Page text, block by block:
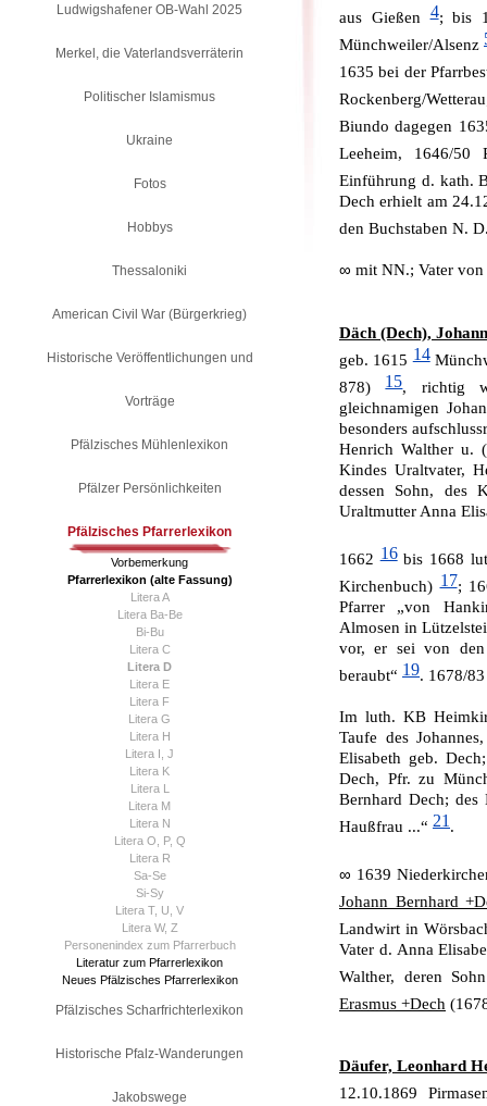
aus Gießen4; bis
Münchweiler/Alsenz
1635 bei der
Rockenberg/
Biundo dagegen
Leeheim, 1646/50
Einführung d. kath.
Dech erhielt am
den Buchstaben N.
∞ mit NN.; Vater
Däch (Dech),
geb. 161514
878)15, richtig
gleichnamigen
besonders
Henrich Walther u.
Kindes Uraltvater,
dessen Sohn, des
Uraltmutter Anna
166216bis 1668
Kirchenbuch)17;
Pfarrer „von
Almosen in
vor, er sei von den
beraubt“ 19. 1678/
Im luth. KB
Taufe des
Elisabeth geb.
Dech, Pfr. zu
Bernhard Dech; des
Haußfrau ...“ 21 .
∞ 1639
Johann Bernhard
Landwirt in
Vater d. Anna
Walther, deren
Erasmus +Dech
Däufer, Leonhard
12.10.1869
Ludwigshafener OB-Wahl 2025
Merkel, die Vaterlandsverräterin
Politischer Islamismus
Ukraine
Fotos
Hobbys
Thessaloniki
American Civil War (Bürgerkrieg)
Historische Veröffentlichungen und
Vorträge
Pfälzisches Mühlenlexikon
Pfälzer Persönlichkeiten
Pfälzisches Pfarrerlexikon
Vorbemerkung
Pfarrerlexikon (alte Fassung)
Litera A
Litera Ba-Be
Bi-Bu
Litera C
Litera D
Litera E
Litera F
Litera G
Litera H
Litera I, J
Litera K
Litera L
Litera M
Litera N
Litera O, P, Q
Litera R
Sa-Se
Si-Sy
Litera T, U, V
Litera W, Z
Personenindex zum Pfarrerbuch
Literatur zum Pfarrerlexikon
Neues Pfälzisches Pfarrerlexikon
Pfälzisches Scharfrichterlexikon
Historische Pfalz-Wanderungen
Jakobswege